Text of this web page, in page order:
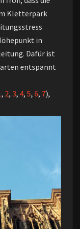
Kletterpark
in
Dafür ist
entspannt
, 2, 3, 4, 5, 6, 7),